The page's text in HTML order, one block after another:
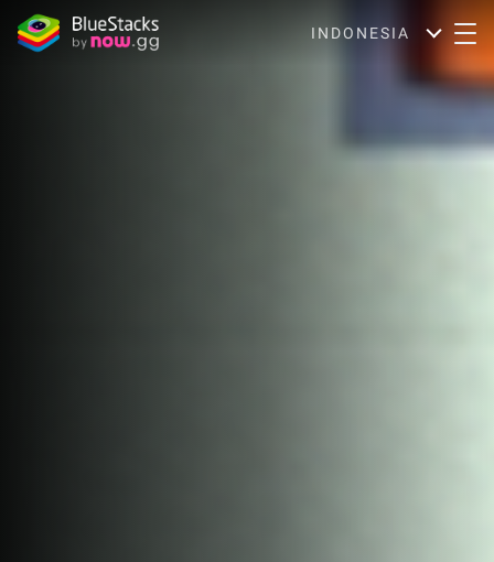
INDONESIA